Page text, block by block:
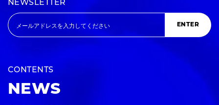
NEWSLETTER
ENTER
CONTENTS
NEWS